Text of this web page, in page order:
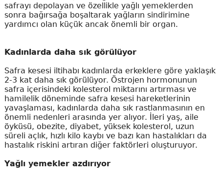
safrayı depolayan ve özellikle yağlı yemeklerden
sonra bağırsağa boşaltarak yağların sindirimine
yardımcı olan küçük ancak önemli bir organ.
Kadınlarda daha sık görülüyor
Safra kesesi iltihabı kadınlarda erkeklere göre yaklaşık
2-3 kat daha sık görülüyor. Östrojen hormonunun
safra içerisindeki kolesterol miktarını artırması ve
hamilelik döneminde safra kesesi hareketlerinin
yavaşlaması, kadınlarda daha sık rastlanmasının en
önemli nedenleri arasında yer alıyor. İleri yaş, aile
öyküsü, obezite, diyabet, yüksek kolesterol, uzun
süreli açlık, hızlı kilo kaybı ve bazı kan hastalıkları da
hastalık riskini artıran diğer faktörleri oluşturuyor.
Yağlı yemekler azdırıyor